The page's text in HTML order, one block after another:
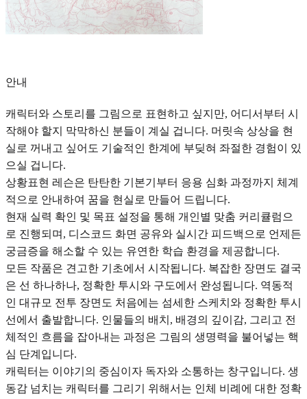
안내
캐릭터와 스토리를 그림으로 표현하고 싶지만, 어디서부터 시
작해야 할지 막막하신 분들이 계실 겁니다. 머릿속 상상을 현
실로 꺼내고 싶어도 기술적인 한계에 부딪혀 좌절한 경험이 있
으실 겁니다.
상황표현 레슨은 탄탄한 기본기부터 응용 심화 과정까지 체계
적으로 안내하여 꿈을 현실로 만들어 드립니다.
현재 실력 확인 및 목표 설정을 통해 개인별 맞춤 커리큘럼으
로 진행되며, 디스코드 화면 공유와 실시간 피드백으로 언제든
궁금증을 해소할 수 있는 유연한 학습 환경을 제공합니다.
모든 작품은 견고한 기초에서 시작됩니다. 복잡한 장면도 결국
은 선 하나하나, 정확한 투시와 구도에서 완성됩니다. 역동적
인 대규모 전투 장면도 처음에는 섬세한 스케치와 정확한 투시
선에서 출발합니다. 인물들의 배치, 배경의 깊이감, 그리고 전
체적인 흐름을 잡아내는 과정은 그림의 생명력을 불어넣는 핵
심 단계입니다.
캐릭터는 이야기의 중심이자 독자와 소통하는 창구입니다. 생
동감 넘치는 캐릭터를 그리기 위해서는 인체 비례에 대한 정확